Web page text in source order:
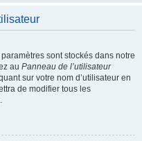
sont stockés dans notre
au Panneau de l’utilisateur
sur votre nom d’utilisateur en
de modifier tous les